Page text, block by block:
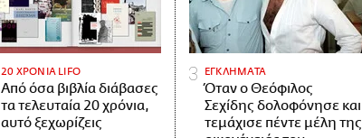
20 ΧΡΟΝΙΑ LIFO
Από όσα βιβλία διάβασες
τα τελευταία 20 χρόνια,
αυτό ξεχωρίζεις
ΕΓΚΛΗΜΑΤΑ
Όταν ο Θεόφιλος
Σεχίδης δολοφόνησε και
τεμάχισε πέντε μέλη της